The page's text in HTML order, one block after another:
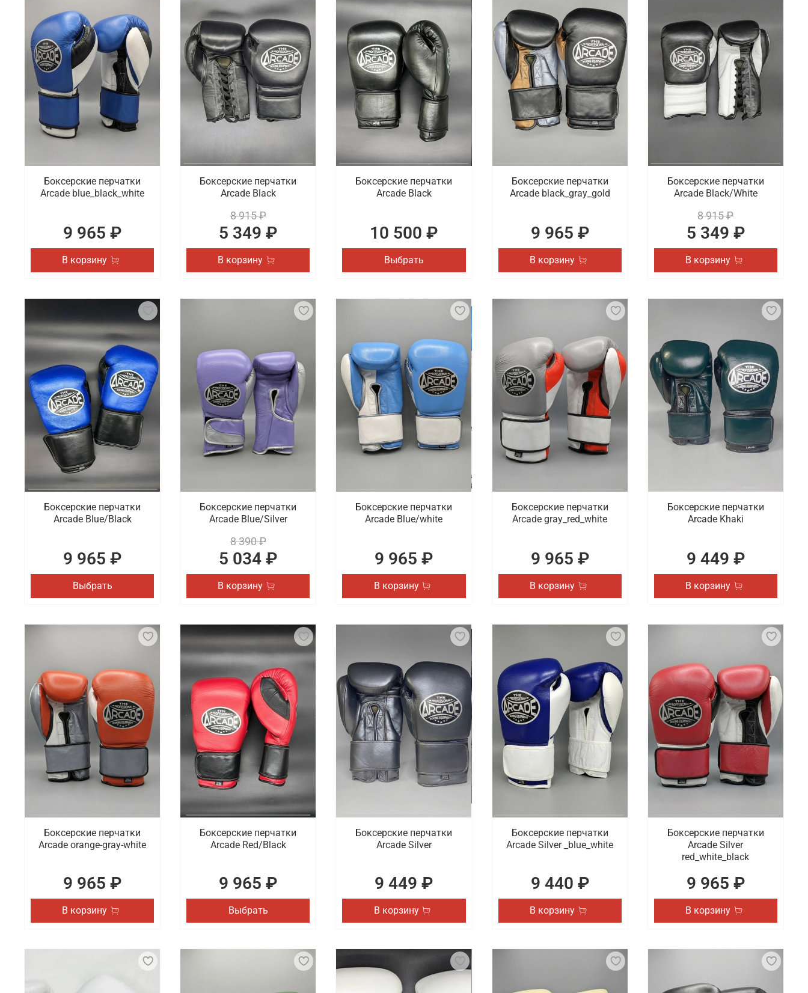
Боксерские перчатки
Arcade blue_black_white
9 965 ₽
В корзину
Боксерские перчатки
Arcade Black
8 915 ₽
5 349 ₽
В корзину
Боксерские перчатки
Arcade Black
10 500 ₽
Выбрать
Боксерские перчатки
Arcade black_gray_gold
9 965 ₽
В корзину
Боксерские перчатки
Arcade Black/White
8 915 ₽
5 349 ₽
В корзину
Боксерские перчатки
Arcade Blue/Black
9 965 ₽
Выбрать
Боксерские перчатки
Arcade Blue/Silver
8 390 ₽
5 034 ₽
В корзину
Боксерские перчатки
Arcade Blue/white
9 965 ₽
В корзину
Боксерские перчатки
Arcade gray_red_white
9 965 ₽
В корзину
Боксерские перчатки
Arcade Khaki
9 449 ₽
В корзину
Боксерские перчатки
Arcade orange-gray-white
9 965 ₽
В корзину
Боксерские перчатки
Arcade Red/Black
9 965 ₽
Выбрать
Боксерские перчатки
Arcade Silver
9 449 ₽
В корзину
Боксерские перчатки
Arcade Silver _blue_white
9 440 ₽
В корзину
Боксерские перчатки
Arcade Silver
red_white_black
9 965 ₽
В корзину